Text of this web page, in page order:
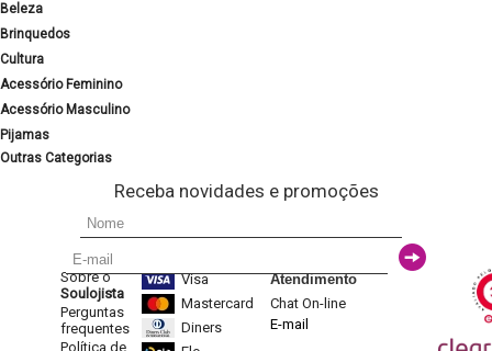
Beleza
Brinquedos
Cultura
Acessório Feminino
Acessório Masculino
Pijamas
Outras Categorias
Receba novidades e promoções
Sobre o
Soulojista
Perguntas
frequentes
Política de
Visa
Mastercard
Diners
Atendimento
Chat On-line
E-mail